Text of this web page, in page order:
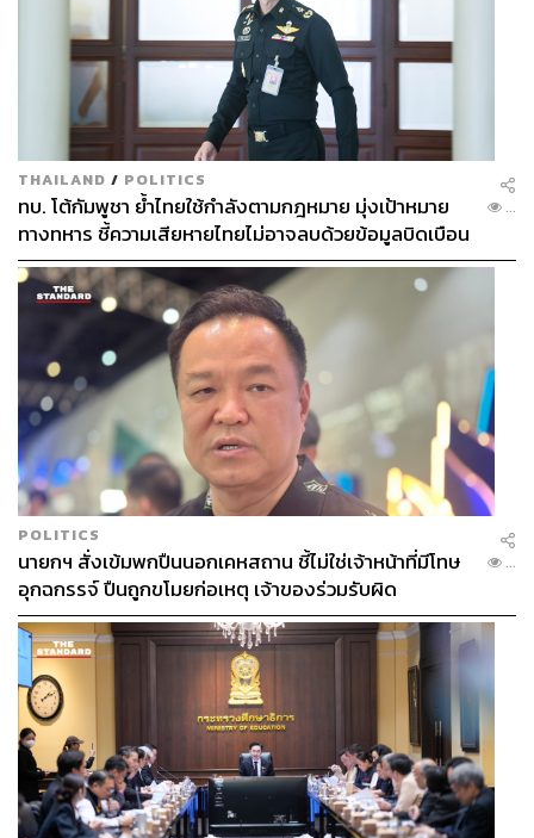
THAILAND / POLITICS
ทบ. โต้กัมพูชา ย้ำไทยใช้กำลังตามกฎหมาย มุ่งเป้าหมาย
ทางทหาร ชี้ความเสียหายไทยไม่อาจลบด้วยข้อมูลบิดเบือน
...
POLITICS
นายกฯ สั่งเข้มพกปืนนอกเคหสถาน ชี้ไม่ใช่เจ้าหน้าที่มีโทษ
อุกฉกรรจ์ ปืนถูกขโมยก่อเหตุ เจ้าของร่วมรับผิด
...